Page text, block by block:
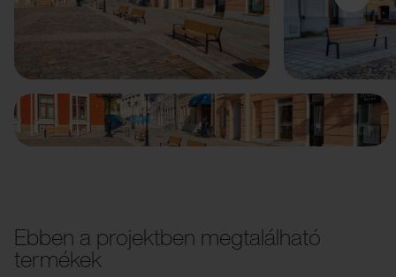
Következő
Ebben a projektben megtalálható
termékek